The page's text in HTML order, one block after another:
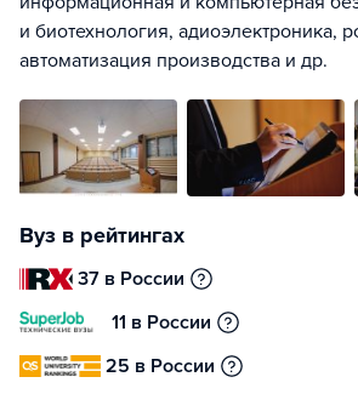
и биотехнология, адиоэлектроника,
автоматизация производства и др.
Вуз в рейтингах
37 в России
11 в России
25 в России